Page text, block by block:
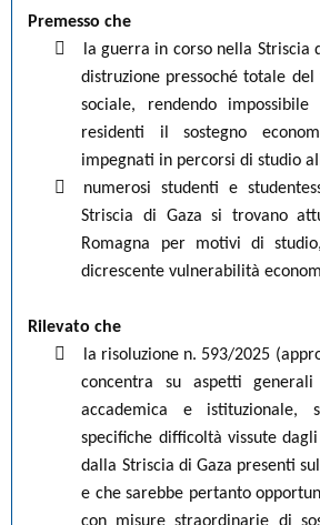
Premesso che

la guerra in corso nella Striscia
distruzione pressoché totale del
sociale, rendendo
residenti il sostegno
impegnati in percorsi di studio

numerosi studenti e
Striscia di Gaza si trovano
Romagna per motivi di
dicrescente vulnerabilità
Rilevato che

la risoluzione n. 593/2025
concentra su aspetti generali
accademica e istituzionale,
specifiche difficoltà vissute
dalla Striscia di Gaza presenti
e che sarebbe pertanto